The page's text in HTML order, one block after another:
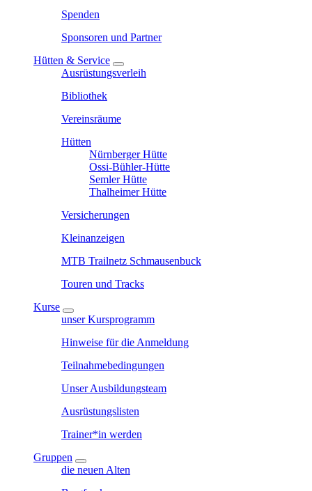
Spenden
Sponsoren und Partner
Hütten & Service
Ausrüstungsverleih
Bibliothek
Vereinsräume
Hütten
Nürnberger Hütte
Ossi-Bühler-Hütte
Semler Hütte
Thalheimer Hütte
Versicherungen
Kleinanzeigen
MTB Trailnetz Schmausenbuck
Touren und Tracks
Kurse
unser Kursprogramm
Hinweise für die Anmeldung
Teilnahmebedingungen
Unser Ausbildungsteam
Ausrüstungslisten
Trainer*in werden
Gruppen
die neuen Alten